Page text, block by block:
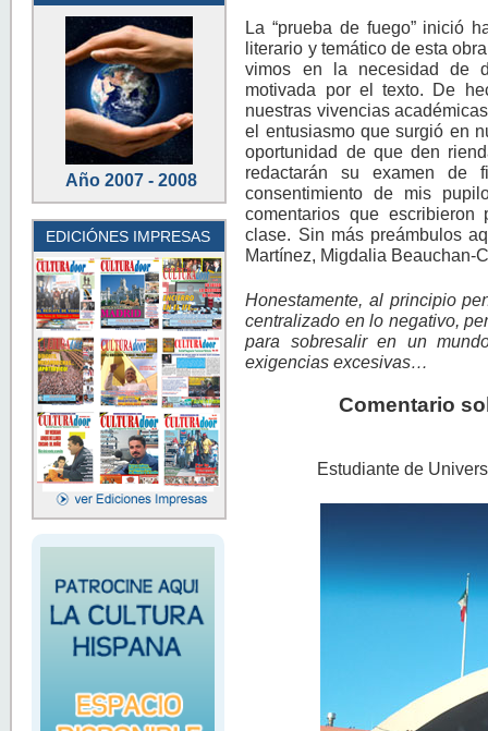
Año 2007 - 2008
EDICIÓNES IMPRESAS
La “prueba de fuego” inició
literario y temático de esta
vimos en la necesidad de
motivada por el texto. De
nuestras vivencias
el entusiasmo que surgió en
oportunidad de que den
redactarán su examen
consentimiento de mis
comentarios que
clase. Sin más preámbulos
Martínez, Migdalia Beauchan-
Honestamente, al principio
centralizado en lo negativo,
para sobresalir en un
exigencias excesivas…
Comentario
Estudiante de